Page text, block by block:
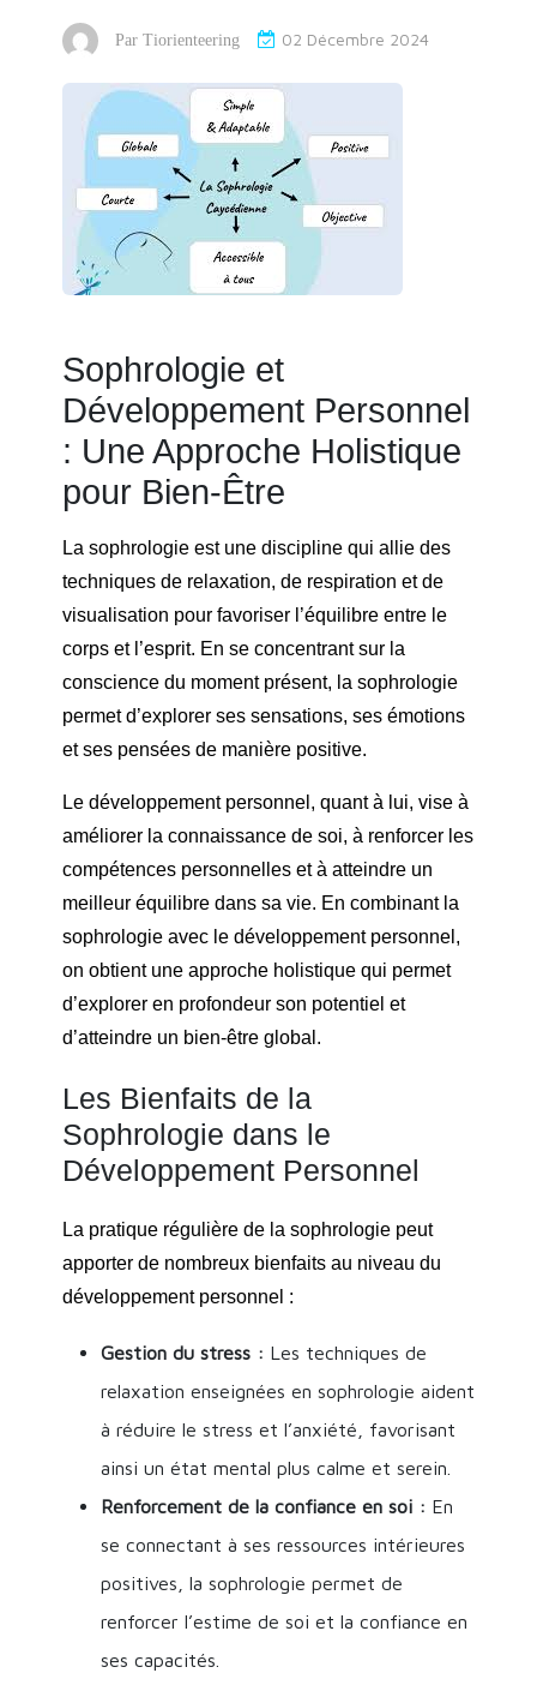
Par Tiorienteering 02 Décembre 2024
Sophrologie et
Développement Personnel
: Une Approche Holistique
pour Bien-Être
La sophrologie est une discipline qui allie des
techniques de relaxation, de respiration et de
visualisation pour favoriser l’équilibre entre le
corps et l’esprit. En se concentrant sur la
conscience du moment présent, la sophrologie
permet d’explorer ses sensations, ses émotions
et ses pensées de manière positive.
Le développement personnel, quant à lui, vise à
améliorer la connaissance de soi, à renforcer les
compétences personnelles et à atteindre un
meilleur équilibre dans sa vie. En combinant la
sophrologie avec le développement personnel,
on obtient une approche holistique qui permet
d’explorer en profondeur son potentiel et
d’atteindre un bien-être global.
Les Bienfaits de la
Sophrologie dans le
Développement Personnel
La pratique régulière de la sophrologie peut
apporter de nombreux bienfaits au niveau du
développement personnel :
Gestion du stress : Les techniques de
relaxation enseignées en sophrologie aident
à réduire le stress et l’anxiété, favorisant
ainsi un état mental plus calme et serein.
Renforcement de la confiance en soi : En
se connectant à ses ressources intérieures
positives, la sophrologie permet de
renforcer l’estime de soi et la confiance en
ses capacités.